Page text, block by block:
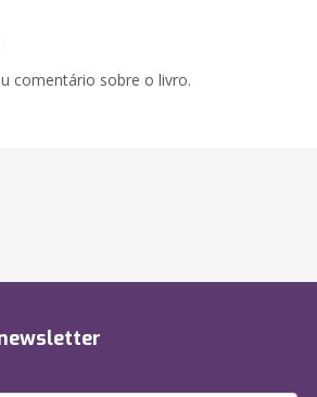
comentário sobre o livro.